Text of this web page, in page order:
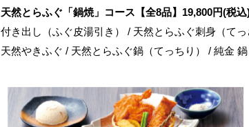
天然とらふぐ「鍋焼」コース【全8品】19,800円(税込
付き出し（ふぐ皮湯引き） / 天然とらふぐ刺身（て
天然やきふぐ / 天然とらふぐ鍋（てっちり） / 純金